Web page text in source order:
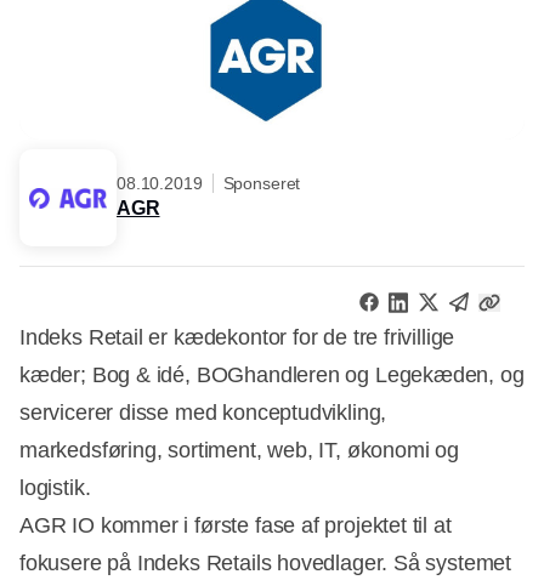
08.10.2019 Sponseret
AGR
Indeks Retail er kædekontor for de tre frivillige
kæder; Bog & idé, BOGhandleren og Legekæden, og
servicerer disse med konceptudvikling,
markedsføring, sortiment, web, IT, økonomi og
logistik.
AGR IO kommer i første fase af projektet til at
fokusere på Indeks Retails hovedlager. Så systemet